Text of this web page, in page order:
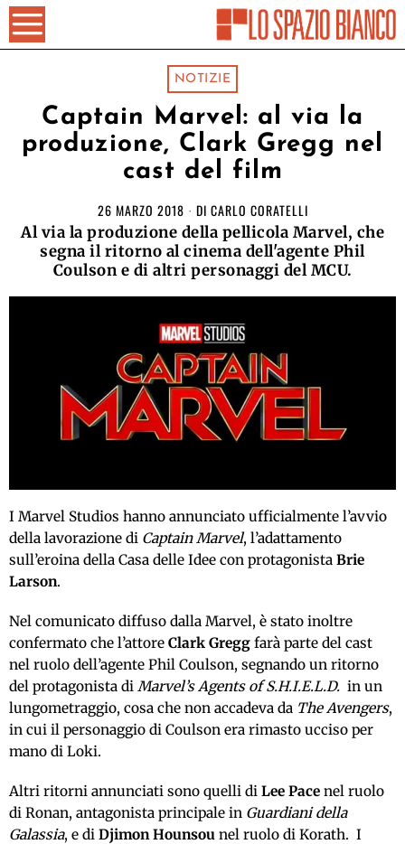
NOTIZIE
Captain Marvel: al via la
produzione, Clark Gregg nel
cast del film
26 MARZO 2018 DI CARLO CORATELLI
Al via la produzione della pellicola Marvel, che
segna il ritorno al cinema dell'agente Phil
Coulson e di altri personaggi del MCU.
I Marvel Studios hanno annunciato ufficialmente l’avvio
della lavorazione di Captain Marvel, l’adattamento
sull’eroina della Casa delle Idee con protagonista Brie
Larson.
Nel comunicato diffuso dalla Marvel, è stato inoltre
confermato che l’attore Clark Gregg farà parte del cast
nel ruolo dell’agente Phil Coulson, segnando un ritorno
del protagonista di Marvel’s Agents of S.H.I.E.L.D. in un
lungometraggio, cosa che non accadeva da The Avengers,
in cui il personaggio di Coulson era rimasto ucciso per
mano di Loki.
Altri ritorni annunciati sono quelli di Lee Pace nel ruolo
di Ronan, antagonista principale in Guardiani della
Galassia, e di Djimon Hounsou nel ruolo di Korath. I